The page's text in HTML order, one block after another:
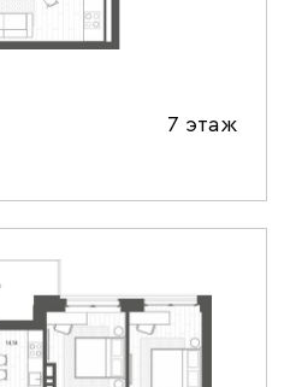
7 этаж